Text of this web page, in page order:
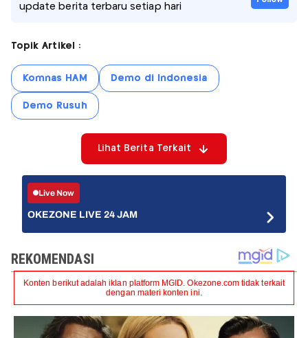
update berita terbaru setiap hari
Topik Artikel :
Komnas HAM Demo di Indonesia
Demo Rusuh
Lihat Berita Terkait
Live Now
OKEZONE LIVE 24 JAM